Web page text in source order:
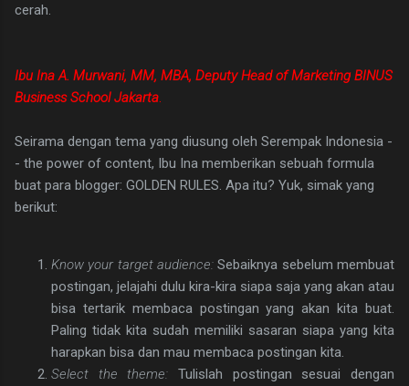
cerah.
Ibu Ina A. Murwani, MM, MBA, Deputy Head of Marketing BINUS
Business School Jakarta
Seirama dengan tema yang diusung oleh Serempak Indonesia -
- the power of content, Ibu Ina memberikan sebuah formula
buat para blogger: GOLDEN RULES. Apa itu? Yuk, simak yang
berikut:
Know your target audience:Sebaiknya sebelum membuat
postingan, jelajahi dulu kira-kira siapa saja yang akan atau
bisa tertarik membaca postingan yang akan kita buat.
Paling tidak kita sudah memiliki sasaran siapa yang kita
harapkan bisa dan mau membaca postingan kita.
Select the theme: Tulislah postingan sesuai dengan